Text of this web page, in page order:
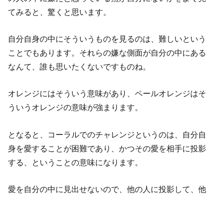
てみると、驚くと思います。
自分自身の中にそういうものを見るのは、難しいという
ことでもあります。それらの嫌な側面が自分の中にある
なんて、誰も思いたくないですものね。
オレンジにはそういう意味があり、ペールオレンジはそ
ういうオレンジの意味が強まります。
となると、コーラルでのチャレンジというのは、自分自
身を愛することが困難であり、かつその愛を相手に投影
する、ということの意味になります。
愛を自分の中に見出せないので、他の人に投影して、他